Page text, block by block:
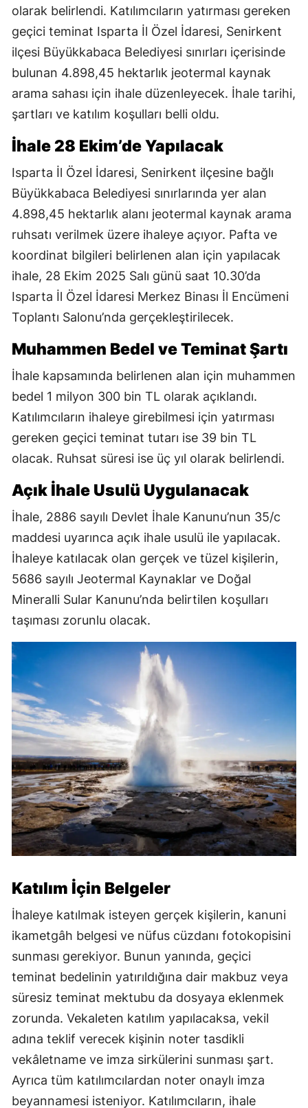
olarak belirlendi. Katılımcıların yatırması gereken
geçici teminat Isparta İl Özel İdaresi, Senirkent
ilçesi Büyükkabaca Belediyesi sınırları içerisinde
bulunan 4.898,45 hektarlık jeotermal kaynak
arama sahası için ihale düzenleyecek. İhale tarihi,
şartları ve katılım koşulları belli oldu.
İhale 28 Ekim’de Yapılacak
Isparta İl Özel İdaresi, Senirkent ilçesine bağlı
Büyükkabaca Belediyesi sınırlarında yer alan
4.898,45 hektarlık alanı jeotermal kaynak arama
ruhsatı verilmek üzere ihaleye açıyor. Pafta ve
koordinat bilgileri belirlenen alan için yapılacak
ihale, 28 Ekim 2025 Salı günü saat 10.30’da
Isparta İl Özel İdaresi Merkez Binası İl Encümeni
Toplantı Salonu’nda gerçekleştirilecek.
Muhammen Bedel ve Teminat Şartı
İhale kapsamında belirlenen alan için muhammen
bedel 1 milyon 300 bin TL olarak açıklandı.
Katılımcıların ihaleye girebilmesi için yatırması
gereken geçici teminat tutarı ise 39 bin TL
olacak. Ruhsat süresi ise üç yıl olarak belirlendi.
Açık İhale Usulü Uygulanacak
İhale, 2886 sayılı Devlet İhale Kanunu’nun 35/c
maddesi uyarınca açık ihale usulü ile yapılacak.
İhaleye katılacak olan gerçek ve tüzel kişilerin,
5686 sayılı Jeotermal Kaynaklar ve Doğal
Mineralli Sular Kanunu’nda belirtilen koşulları
taşıması zorunlu olacak.
Katılım İçin Belgeler
İhaleye katılmak isteyen gerçek kişilerin, kanuni
ikametgâh belgesi ve nüfus cüzdanı fotokopisini
sunması gerekiyor. Bunun yanında, geçici
teminat bedelinin yatırıldığına dair makbuz veya
süresiz teminat mektubu da dosyaya eklenmek
zorunda. Vekaleten katılım yapılacaksa, vekil
adına teklif verecek kişinin noter tasdikli
vekâletname ve imza sirkülerini sunması şart.
Ayrıca tüm katılımcılardan noter onaylı imza
beyannamesi isteniyor. Katılımcıların, ihale